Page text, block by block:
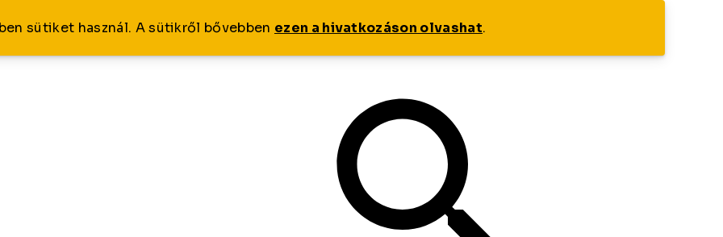
sütiket használ. A sütikről bővebben ezen a hivatkozáson olvashat.